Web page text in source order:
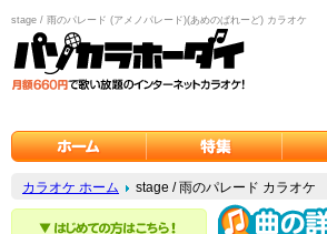
stage / 雨のパレード (アメノパレード)(あめのぱれーど) カラオケ
カラオケ ホーム stage / 雨のパレード カラオケ